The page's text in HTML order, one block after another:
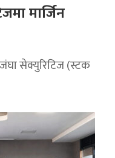
मार्जिन
सेक्युरिटिज (स्टक